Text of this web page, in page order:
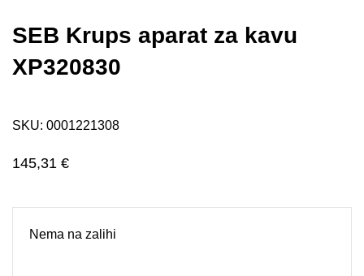
SEB Krups aparat za kavu
XP320830
SKU: 0001221308
145,31 €
Nema na zalihi